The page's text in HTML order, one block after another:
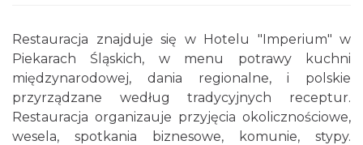
Restauracja znajduje się w Hotelu "Imperium" w
Piekarach Śląskich, w menu potrawy kuchni
międzynarodowej, dania regionalne, i polskie
przyrządzane według tradycyjnych receptur.
Restauracja organizauje przyjęcia okolicznościowe,
wesela, spotkania biznesowe, komunie, stypy.